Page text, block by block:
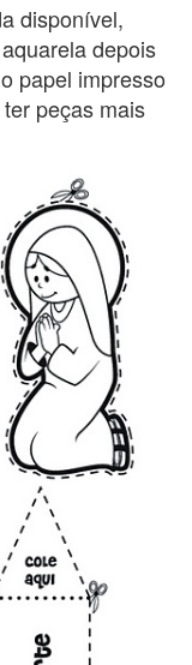
disponível,
depois
papel impresso
peças mais